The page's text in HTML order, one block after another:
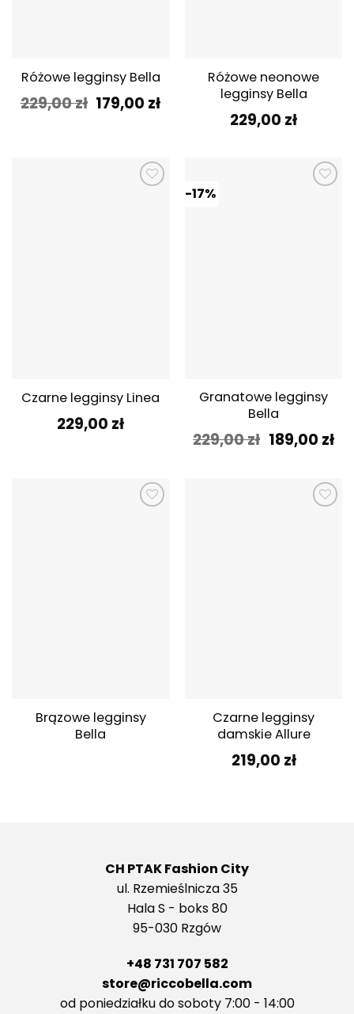
Różowe legginsy Bella
229,00zł Pierwotna
cena
179,00 złAktualna
Różowe neonowe
legginsy Bella
229,00 zł
Czarne legginsy Linea
229,00 zł
-17%
Granatowe legginsy
Bella
229,00zł Pierwotna
cena
229,00 zł.
189,00 zł
Brązowe legginsy
Bella
Czarne legginsy
damskie Allure
219,00 zł
CH PTAK Fashion City
ul. Rzemieślnicza 35
Hala S - boks 80
95-030 Rzgów
+48 731 707 582
store@riccobella.com
od poniedziałku do soboty 7:00 - 14:00